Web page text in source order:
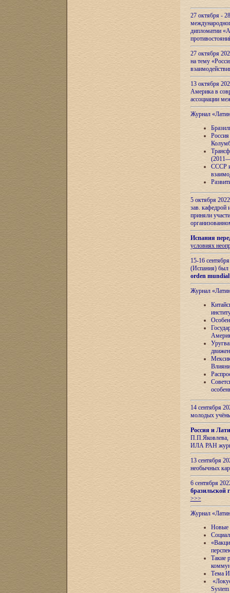
27 октября -
дипломатии
27 октября
на тему
13 октября
Америка в
ассоциации
Журнал
СССР и
5 октября
зав.
приняли
Испания
условиях
15-16
(Испания) был
orden
Журнал
14 сентября
молодых
Россия и
П.П.Яковлева,
ИЛА РАН
13 сентября
необычных
6 сентября
бразильской
>>>
Журнал
Новые
Такие
Тема